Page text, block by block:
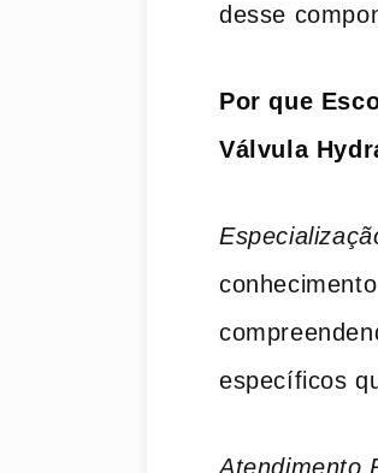
desse
Por que
Válvula
específicos
Atendimento